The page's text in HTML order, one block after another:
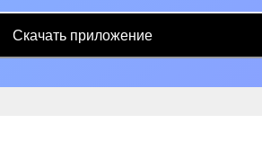
Скачать приложение